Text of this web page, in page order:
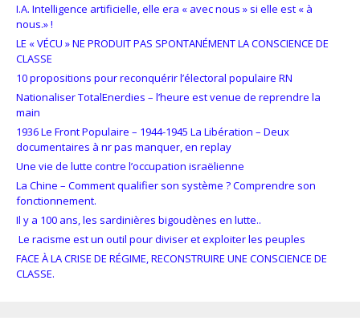
I.A. Intelligence artificielle, elle era « avec nous » si elle est « à
nous.» !
LE « VÉCU » NE PRODUIT PAS SPONTANÉMENT LA CONSCIENCE DE
CLASSE
10 propositions pour reconquérir l’électoral populaire RN
Nationaliser TotalEnerdies – l’heure est venue de reprendre la
main
1936 Le Front Populaire – 1944-1945 La Libération – Deux
documentaires à nr pas manquer, en replay
Une vie de lutte contre l’occupation israëlienne
La Chine – Comment qualifier son système ? Comprendre son
fonctionnement.
Il y a 100 ans, les sardinières bigoudènes en lutte..
Le racisme est un outil pour diviser et exploiter les peuples
FACE À LA CRISE DE RÉGIME, RECONSTRUIRE UNE CONSCIENCE DE
CLASSE.